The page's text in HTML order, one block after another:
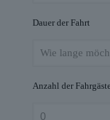
Dauer der Fahrt
Anzahl der Fahrgäste